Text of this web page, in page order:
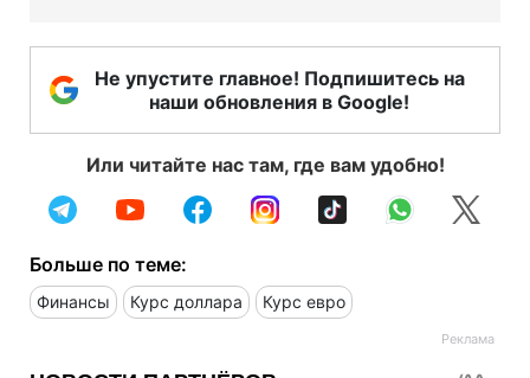
Не упустите главное! Подпишитесь на
наши обновления в Google!
Или читайте нас там, где вам удобно!
Больше по теме:
Финансы Курс доллара Курс евро